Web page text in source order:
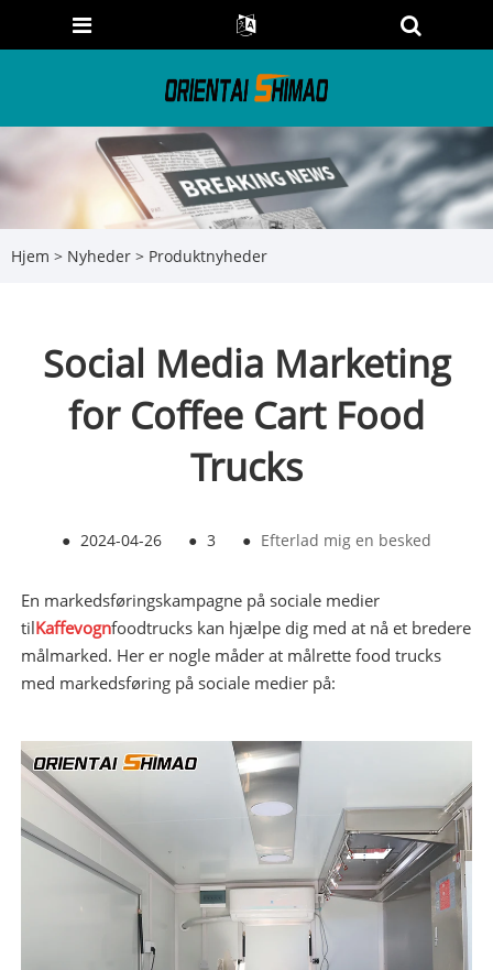
Hjem > Nyheder > Produktnyheder
Social Media Marketing
for Coffee Cart Food
Trucks
● 2024-04-26 ● 3 ● Efterlad mig en besked
En markedsføringskampagne på sociale medier
tilKaffevognfoodtrucks kan hjælpe dig med at nå et bredere
målmarked. Her er nogle måder at målrette food trucks
med markedsføring på sociale medier på: